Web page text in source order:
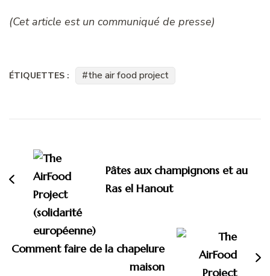
(Cet article est un communiqué de presse)
ÉTIQUETTES : the air food project
d'article
Pâtes aux champignons et au
Ras el Hanout
Comment faire de la chapelure
maison